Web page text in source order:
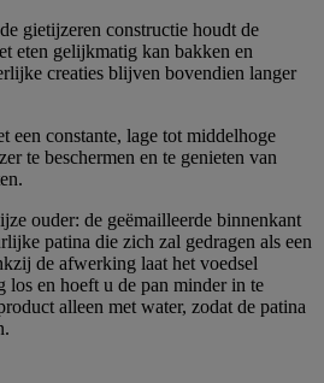
gietijzeren constructie houdt de
eten gelijkmatig kan bakken en
creaties blijven bovendien langer
een constante, lage tot middelhoge
te beschermen en te genieten van
ouder: de geëmailleerde binnenkant
patina die zich zal gedragen als een
de afwerking laat het voedsel
los en hoeft u de pan minder in te
alleen met water, zodat de patina